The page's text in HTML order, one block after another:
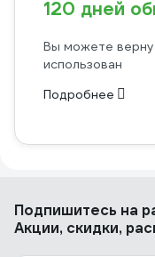
120 дней
Вы можете
использован
Подробнее
Подпишитесь на
Акции, скидки,